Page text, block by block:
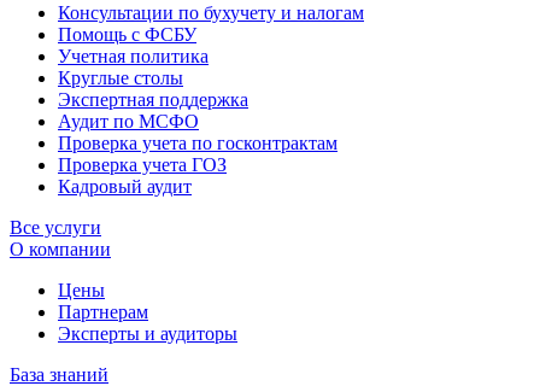
Консультации по бухучету и налогам
Помощь с ФСБУ
Учетная политика
Круглые столы
Экспертная поддержка
Аудит по МСФО
Проверка учета по госконтрактам
Проверка учета ГОЗ
Кадровый аудит
Все услуги
О компании
Цены
Партнерам
Эксперты и аудиторы
База знаний